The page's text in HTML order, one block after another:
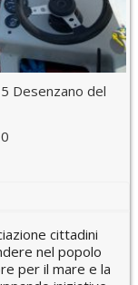
Desenzano del
cittadini
nel popolo
per il mare e la